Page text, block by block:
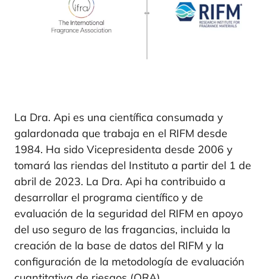
La Dra. Api es una científica consumada y
galardonada que trabaja en el RIFM desde
1984. Ha sido Vicepresidenta desde 2006 y
tomará las riendas del Instituto a partir del 1 de
abril de 2023. La Dra. Api ha contribuido a
desarrollar el programa científico y de
evaluación de la seguridad del RIFM en apoyo
del uso seguro de las fragancias, incluida la
creación de la base de datos del RIFM y la
configuración de la metodología de evaluación